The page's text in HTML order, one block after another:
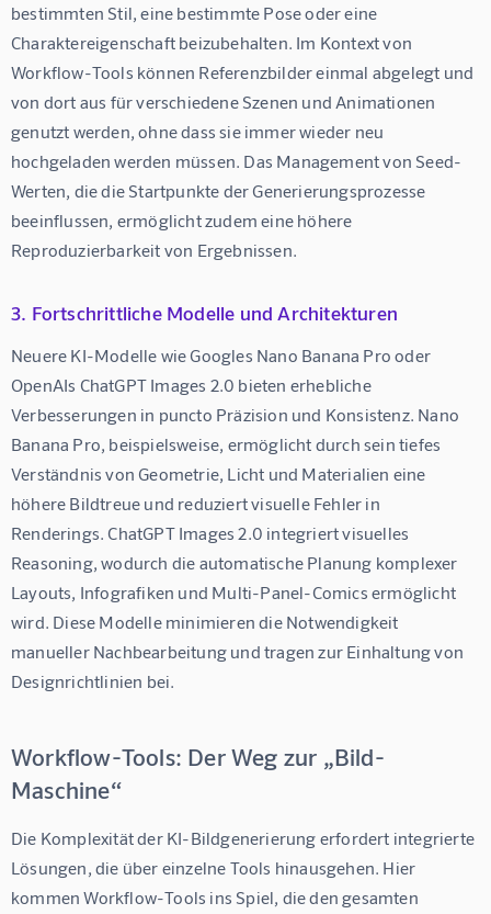
bestimmten Stil, eine bestimmte Pose oder eine
Charaktereigenschaft beizubehalten. Im Kontext von
Workflow-Tools können Referenzbilder einmal abgelegt und
von dort aus für verschiedene Szenen und Animationen
genutzt werden, ohne dass sie immer wieder neu
hochgeladen werden müssen. Das Management von Seed-
Werten, die die Startpunkte der Generierungsprozesse
beeinflussen, ermöglicht zudem eine höhere
Reproduzierbarkeit von Ergebnissen.
3. Fortschrittliche Modelle und Architekturen
Neuere KI-Modelle wie Googles Nano Banana Pro oder
OpenAIs ChatGPT Images 2.0 bieten erhebliche
Verbesserungen in puncto Präzision und Konsistenz. Nano
Banana Pro, beispielsweise, ermöglicht durch sein tiefes
Verständnis von Geometrie, Licht und Materialien eine
höhere Bildtreue und reduziert visuelle Fehler in
Renderings. ChatGPT Images 2.0 integriert visuelles
Reasoning, wodurch die automatische Planung komplexer
Layouts, Infografiken und Multi-Panel-Comics ermöglicht
wird. Diese Modelle minimieren die Notwendigkeit
manueller Nachbearbeitung und tragen zur Einhaltung von
Designrichtlinien bei.
Workflow-Tools: Der Weg zur „Bild-
Maschine“
Die Komplexität der KI-Bildgenerierung erfordert integrierte
Lösungen, die über einzelne Tools hinausgehen. Hier
kommen Workflow-Tools ins Spiel, die den gesamten